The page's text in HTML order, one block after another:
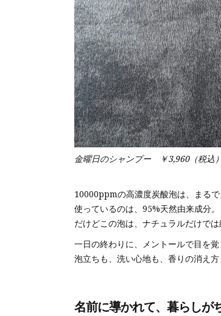
金曜日のシャンプー ￥3,960（税込）
10000ppmの高濃度炭酸泡は、まる
使っているのは、95%天然由来成分。
だけどこの泡は、ナチュラルだけでは
一日の終わりに、メントールで目を
泡立ちも、洗い心地も、香りの消え
名前に導かれて、暮らしが